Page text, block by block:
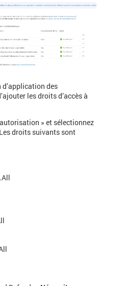
d’application des
les droits d’accès à
» et sélectionnez
droits suivants sont